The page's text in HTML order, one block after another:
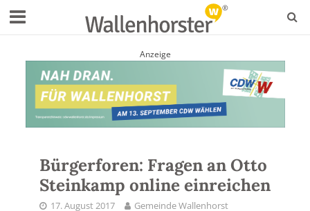
Anzeige
Bürgerforen: Fragen an Otto
Steinkamp online einreichen
17. August 2017
Gemeinde Wallenhorst